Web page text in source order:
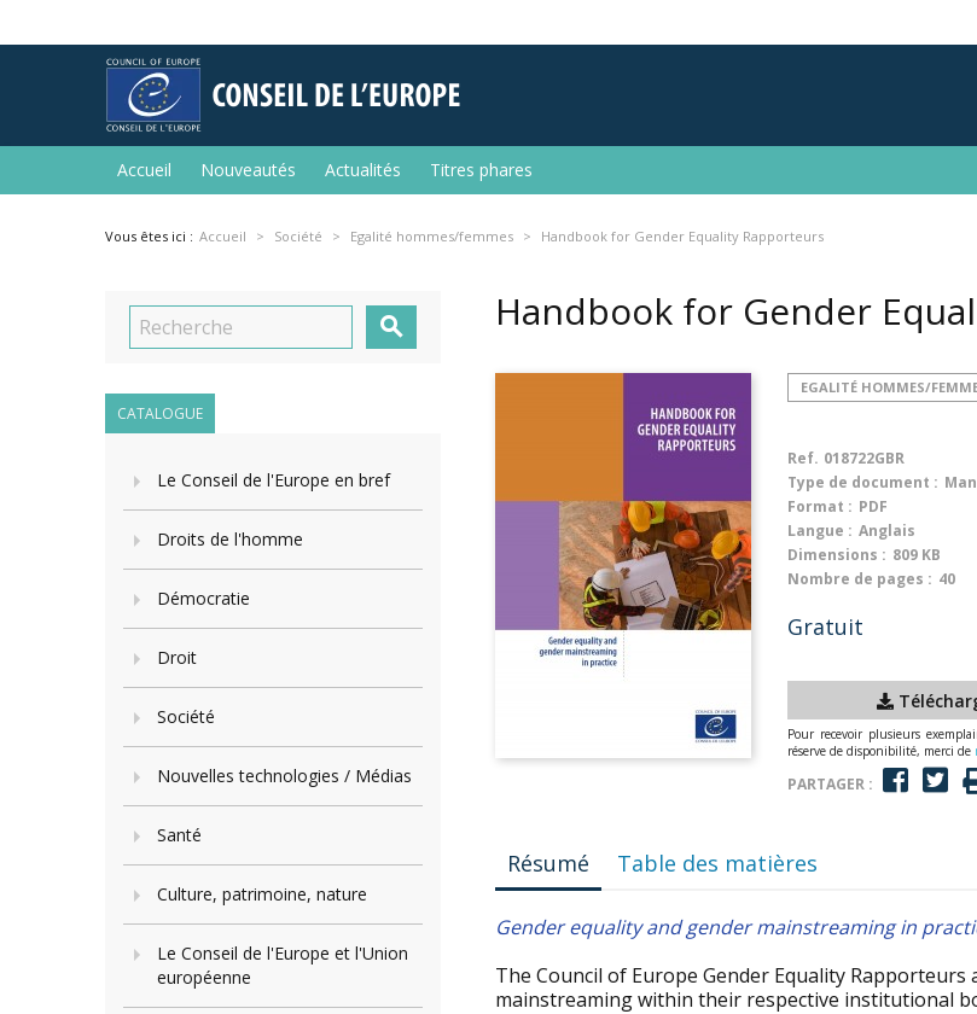
Accueil Nouveautés Actualités Titres phares
Vous êtes ici : Accueil Société Egalité hommes/femmes Handbook for Gender Equality Rapporteurs

CATALOGUE
Le Conseil de l'Europe en bref
Droits de l'homme
Démocratie
Droit
Société
Nouvelles technologies / Médias
Santé
Culture, patrimoine, nature
Le Conseil de l'Europe et l'Union
européenne
Handbook for Gender
EGALITÉ HOMMES/
Ref. 018722GBR
Type de document :
Format : PDF
Langue : Anglais
Dimensions : 809 KB
Nombre de pages : 40
Gratuit
Pour recevoir plusieurs
réserve de disponibilité, merci de
PARTAGER :
Résumé Table des matières
Gender equality and gender mainstreaming in
The Council of Europe Gender Equality
mainstreaming within their respective institutional